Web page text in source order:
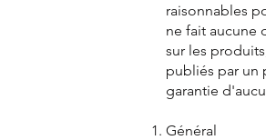
raisonnables
ne fait aucune
sur les
publiés par un
garantie
Général